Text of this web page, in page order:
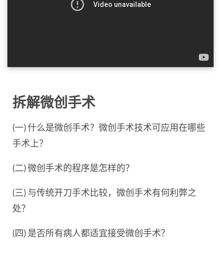
拆解微创手术
(一) 什么是微创手术？微创手术技术可应用在哪些
手术上？
(二) 微创手术的程序是怎样的？
(三) 与传统开刀手术比较，微创手术有何利弊之
处？
(四) 是否所有病人都适宜接受微创手术？